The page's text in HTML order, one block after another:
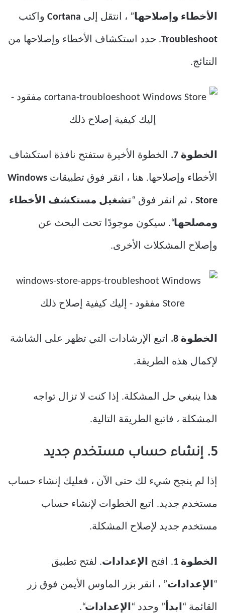
الأخطاء وإصلاحها” ، انتقل إلى Cortana واكتب
Troubleshoot. حدد استكشاف الأخطاء وإصلاحها من
النتائج.
الخطوة 7. الخطوة الأخيرة ستفتح نافذة استكشاف
الأخطاء وإصلاحها. هنا ، انقر فوق تطبيقات Windows
Store ، ثم انقر فوق “ تشغيل مستكشف الأخطاء
ومصلحها“. سيكون موجودًا تحت البحث عن
وإصلاح المشكلات الأخرى.
الخطوة 8. اتبع الإرشادات التي تظهر على الشاشة
لإكمال هذه الطريقة.
هذا ينبغي حل المشكلة. إذا كنت لا تزال تواجه
المشكلة ، فاتبع الطريقة التالية.
5. إنشاء حساب مستخدم جديد
إذا لم ينجح شيء لك حتى الآن ، فعليك إنشاء حساب
مستخدم جديد. اتبع الخطوات لإنشاء حساب
مستخدم جديد لإصلاح المشكلة.
الخطوة 1 . افتح الإعدادات. لفتح تطبيق
“الإعدادات” ، انقر بزر الماوس الأيمن فوق زر
القائمة “ابدأ” وحدد “الإعدادات“.